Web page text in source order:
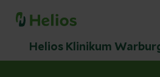
Helios Klinikum